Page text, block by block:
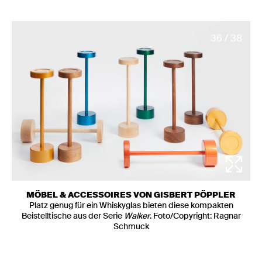
MÖBEL & ACCESSOIRES VON GISBERT PÖPPLER
Platz genug für ein Whiskyglas bieten diese kompakten
Beistelltische aus der Serie Walker. Foto/Copyright: Ragnar
Schmuck